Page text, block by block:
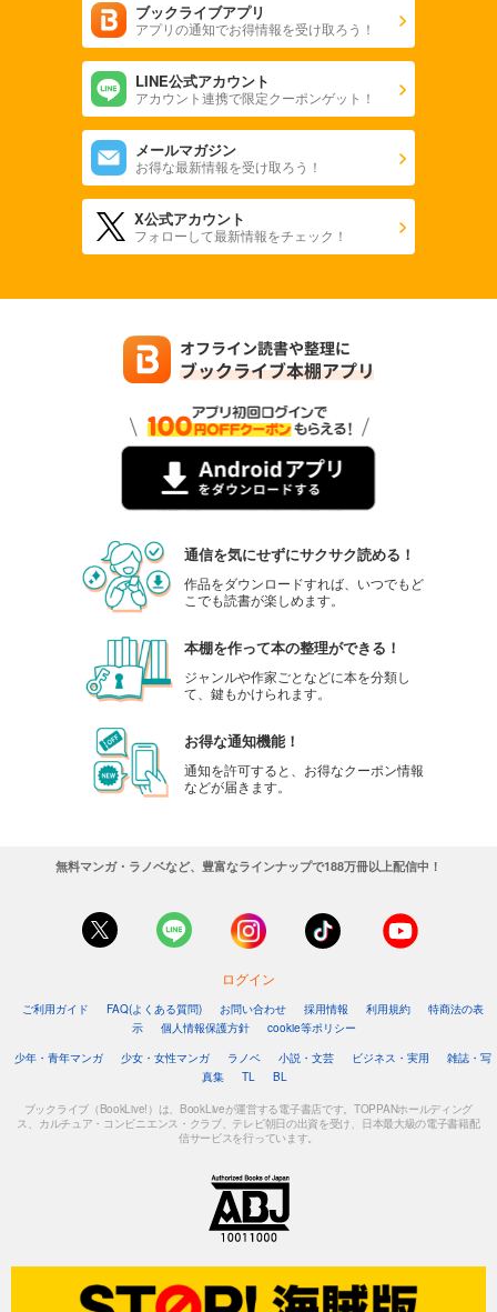
ブックライブアプリ
アプリの通知でお得情報を受け取ろう！
LINE公式アカウント
アカウント連携で限定クーポンゲット！
メールマガジン
お得な最新情報を受け取ろう！
X公式アカウント
フォローして最新情報をチェック！
通信を気にせずにサクサク読める！
作品をダウンロードすれば、いつでもど
こでも読書が楽しめます。
本棚を作って本の整理ができる！
ジャンルや作家ごとなどに本を分類し
て、鍵もかけられます。
お得な通知機能！
通知を許可すると、お得なクーポン情報
などが届きます。
無料マンガ・ラノベなど、豊富なラインナップで188万冊以上配信中！
ログイン
ご利用ガイド FAQ(よくある質問) お問い合わせ 採用情報 利用規約
特商法の表
示
個人情報保護方針
cookie等ポリシー
少年・青年マンガ
少女・女性マンガ ラノベ 小説・文芸 ビジネス・実用
雑誌・写
真集
TL BL
ブックライブ（BookLive!）は、BookLiveが運営する電子書店です。TOPPANホールディング
ス、カルチュア・コンビニエンス・クラブ、テレビ朝日の出資を受け、日本最大級の電子書籍配
信サービスを行っています。